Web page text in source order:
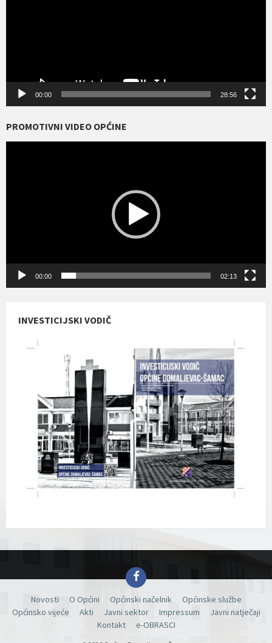
00:00 28:56
PROMOTIVNI VIDEO OPĆINE
00:00 02:13
INVESTICIJSKI VODIČ
Facebook
Novosti O Općini Općinski načelnik
Općinske službe
Općinsko vijeće
Akti Javni sektor Impressum
Javni natječaji
Kontakt
e-OBRASCI